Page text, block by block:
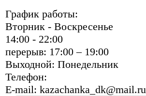
График работы:
Вторник - Воскресенье
14:00 - 22:00
перерыв: 17:00 – 19:00
Выходной: Понедельник
Телефон:
E-mail: kazachanka_dk@mail.ru